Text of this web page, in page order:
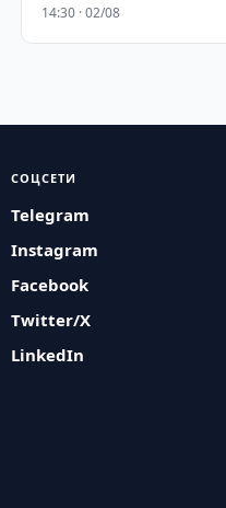
14:30 · 02/08
СОЦСЕТИ
Telegram
Instagram
Facebook
Twitter/X
LinkedIn